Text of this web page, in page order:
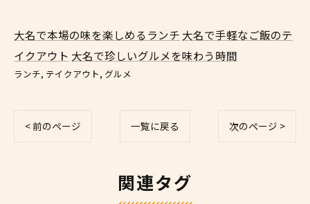
大名で本場の味を楽しめるランチ 大名で手軽なご飯のテ
イクアウト 大名で珍しいグルメを味わう時間
ランチ テイクアウト グルメ
< 前のページ 一覧に戻る 次のページ >
関連タグ